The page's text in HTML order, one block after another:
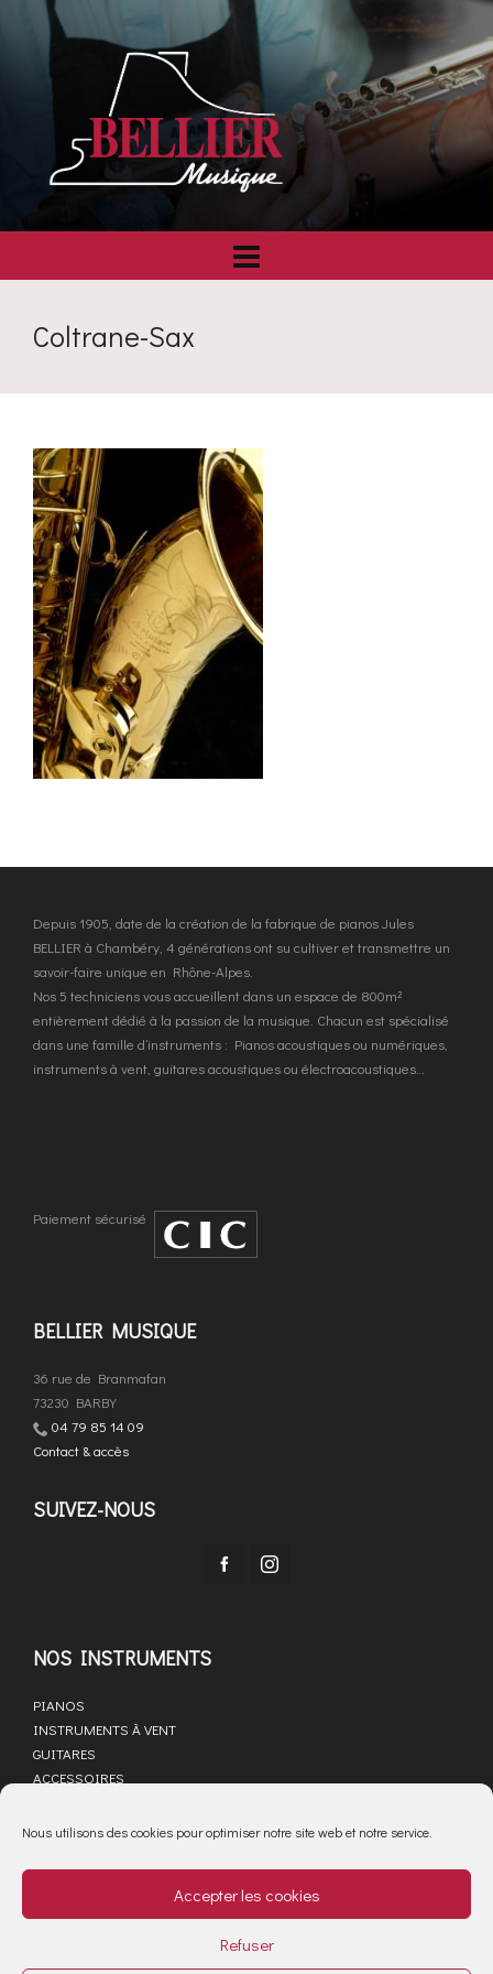
Nous utilisons des cookies pour optimiser notre site web et notre service.
Accepter les cookies
Refuser
Coltrane-Sax
Depuis 1905, date de la création de la fabrique de pianos Jules
BELLIER à Chambéry, 4 générations ont su cultiver et transmettre un
savoir-faire unique en Rhône-Alpes.
Nos 5 techniciens vous accueillent dans un espace de 800m²
entièrement dédié à la passion de la musique. Chacun est spécialisé
dans une famille d’instruments : Pianos acoustiques ou numériques,
instruments à vent, guitares acoustiques ou électroacoustiques…
Paiement sécurisé
BELLIER MUSIQUE
36 rue de Branmafan
73230 BARBY
04 79 85 14 09
Contact & accès
SUIVEZ-NOUS
NOS INSTRUMENTS
PIANOS
INSTRUMENTS À VENT
GUITARES
ACCESSOIRES